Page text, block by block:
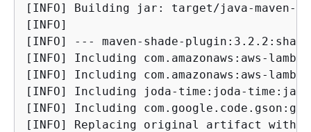
[INFO] Building jar: target/java-maven-1.0-
[INFO]
[INFO] --- maven-shade-
[INFO] Including com.amazonaws:aws-
[INFO] Including com.amazonaws:aws-
[INFO] Including joda-time:joda-
[INFO] Including
[INFO] Replacing original artifact with